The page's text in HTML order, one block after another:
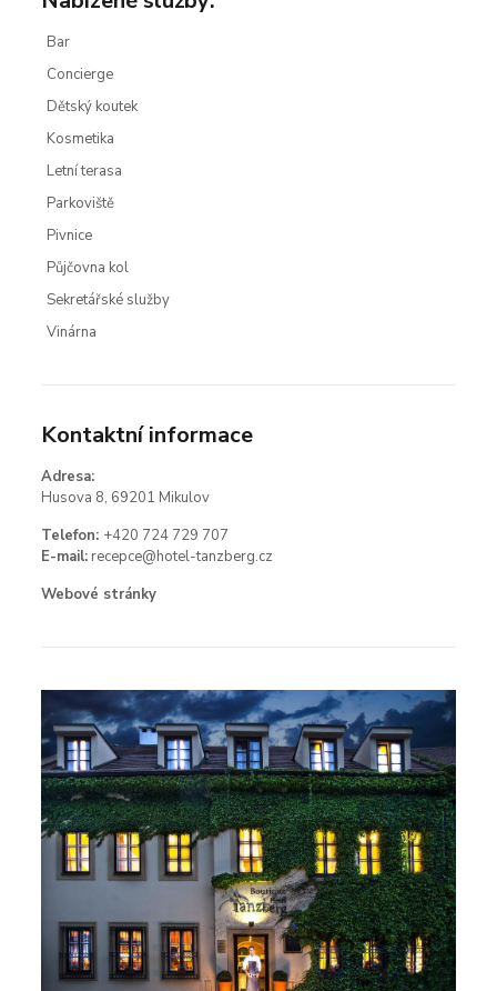
Bar
Concierge
Dětský koutek
Kosmetika
Letní terasa
Parkoviště
Pivnice
Půjčovna kol
Sekretářské služby
Vinárna
Kontaktní informace
Adresa:
Husova 8, 69201 Mikulov
Telefon: +420 724 729 707
E-mail: recepce@hotel-tanzberg.cz
Webové stránky